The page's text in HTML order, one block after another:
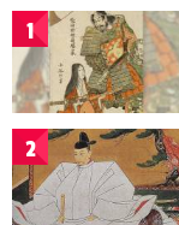
1
2